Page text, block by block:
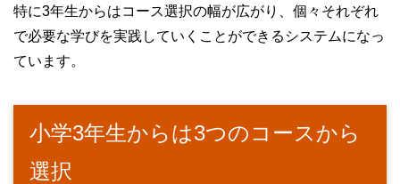
特に3年生からはコース選択の幅が広がり、個々それぞれ
で必要な学びを実践していくことができるシステムになっ
ています。
小学3年生からは3つのコースから
選択